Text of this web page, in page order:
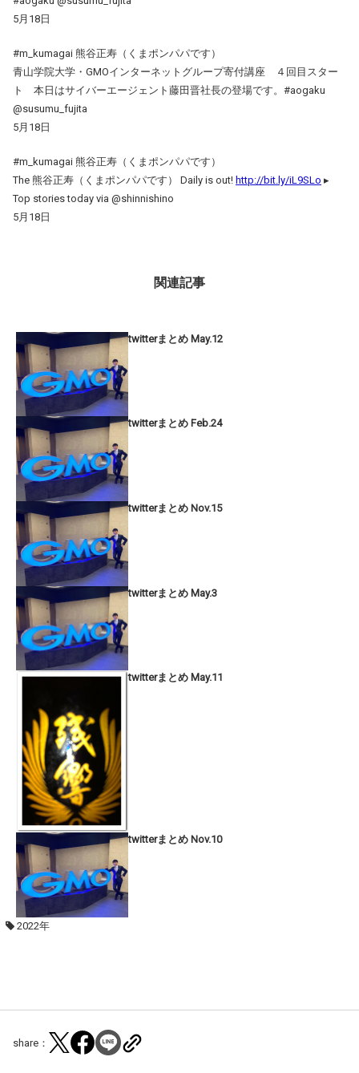
5月18日
#m_kumagai 熊谷正寿（くまポンパパです）
青山学院大学・GMOインターネットグループ寄付講座 ４回目スター
ト 本日はサイバーエージェント藤田晋社長の登場です。#aogaku
@susumu_fujita
5月18日
#m_kumagai 熊谷正寿（くまポンパパです）
The 熊谷正寿（くまポンパパです） Daily is out! http://bit.ly/iL9SLo ▸
Top stories today via @shinnishino
5月18日
関連記事
twitterまとめ May.12
twitterまとめ Feb.24
twitterまとめ Nov.15
twitterまとめ May.3
twitterまとめ May.11
twitterまとめ Nov.10
2022年
share：